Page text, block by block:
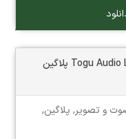
دانلود نرم افزار Togu Audio Line TAL-Drum 2.5.5 پلاگین
و تصویر, پلاگین,